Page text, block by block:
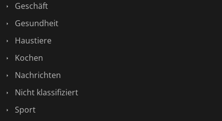
Geschäft
Gesundheit
Haustiere
Kochen
Nachrichten
Nicht klassifiziert
Sport